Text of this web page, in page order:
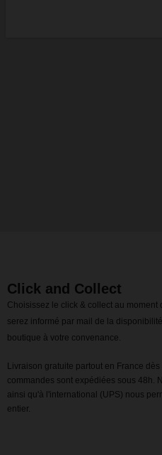
Click and Collect
Choisissez le click & collect au
serez informé par mail de la
boutique à votre convenance.
Livraison gratuite partout en France
commandes sont expédiées sous 48h.
ainsi qu'à l'international (UPS) nous
entier.